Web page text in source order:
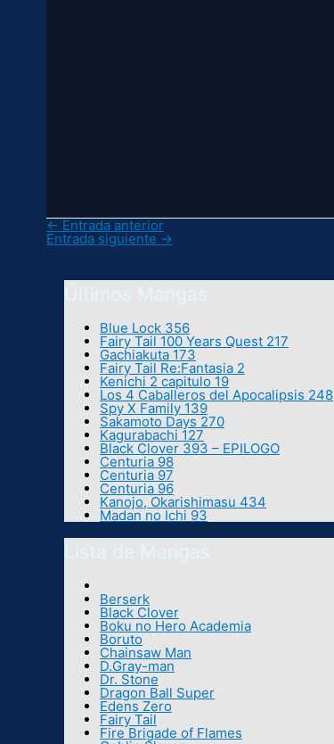
← Entrada anterior
Entrada siguiente →
Últimos Mangas
Blue Lock 356
Fairy Tail 100 Years Quest 217
Gachiakuta 173
Fairy Tail Re:Fantasia 2
Kenichi 2 capitulo 19
Los 4 Caballeros del Apocalipsis 248
Spy X Family 139
Sakamoto Days 270
Kagurabachi 127
Black Clover 393 – EPILOGO
Centuria 98
Centuria 97
Centuria 96
Kanojo, Okarishimasu 434
Madan no Ichi 93
Lista de Mangas
Berserk
Black Clover
Boku no Hero Academia
Boruto
Chainsaw Man
D.Gray-man
Dr. Stone
Dragon Ball Super
Edens Zero
Fairy Tail
Fire Brigade of Flames